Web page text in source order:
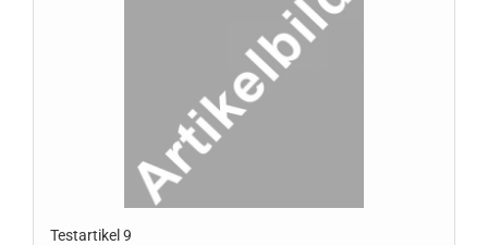
Te­st­ar­ti­kel 9